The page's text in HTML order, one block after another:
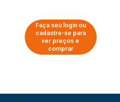
Faça seu login ou
cadastre-se para
ver preços e
comprar